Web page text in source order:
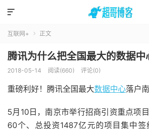

互联网+  正文
腾讯为什么把全国最大的数据中
2018-05-14 阅读(660) 评论(0)
重磅利好！腾讯全国最大数据中心落户南
5月10日，南京市举行招商引资重点项
60个、总投资1487亿元的项目集中签